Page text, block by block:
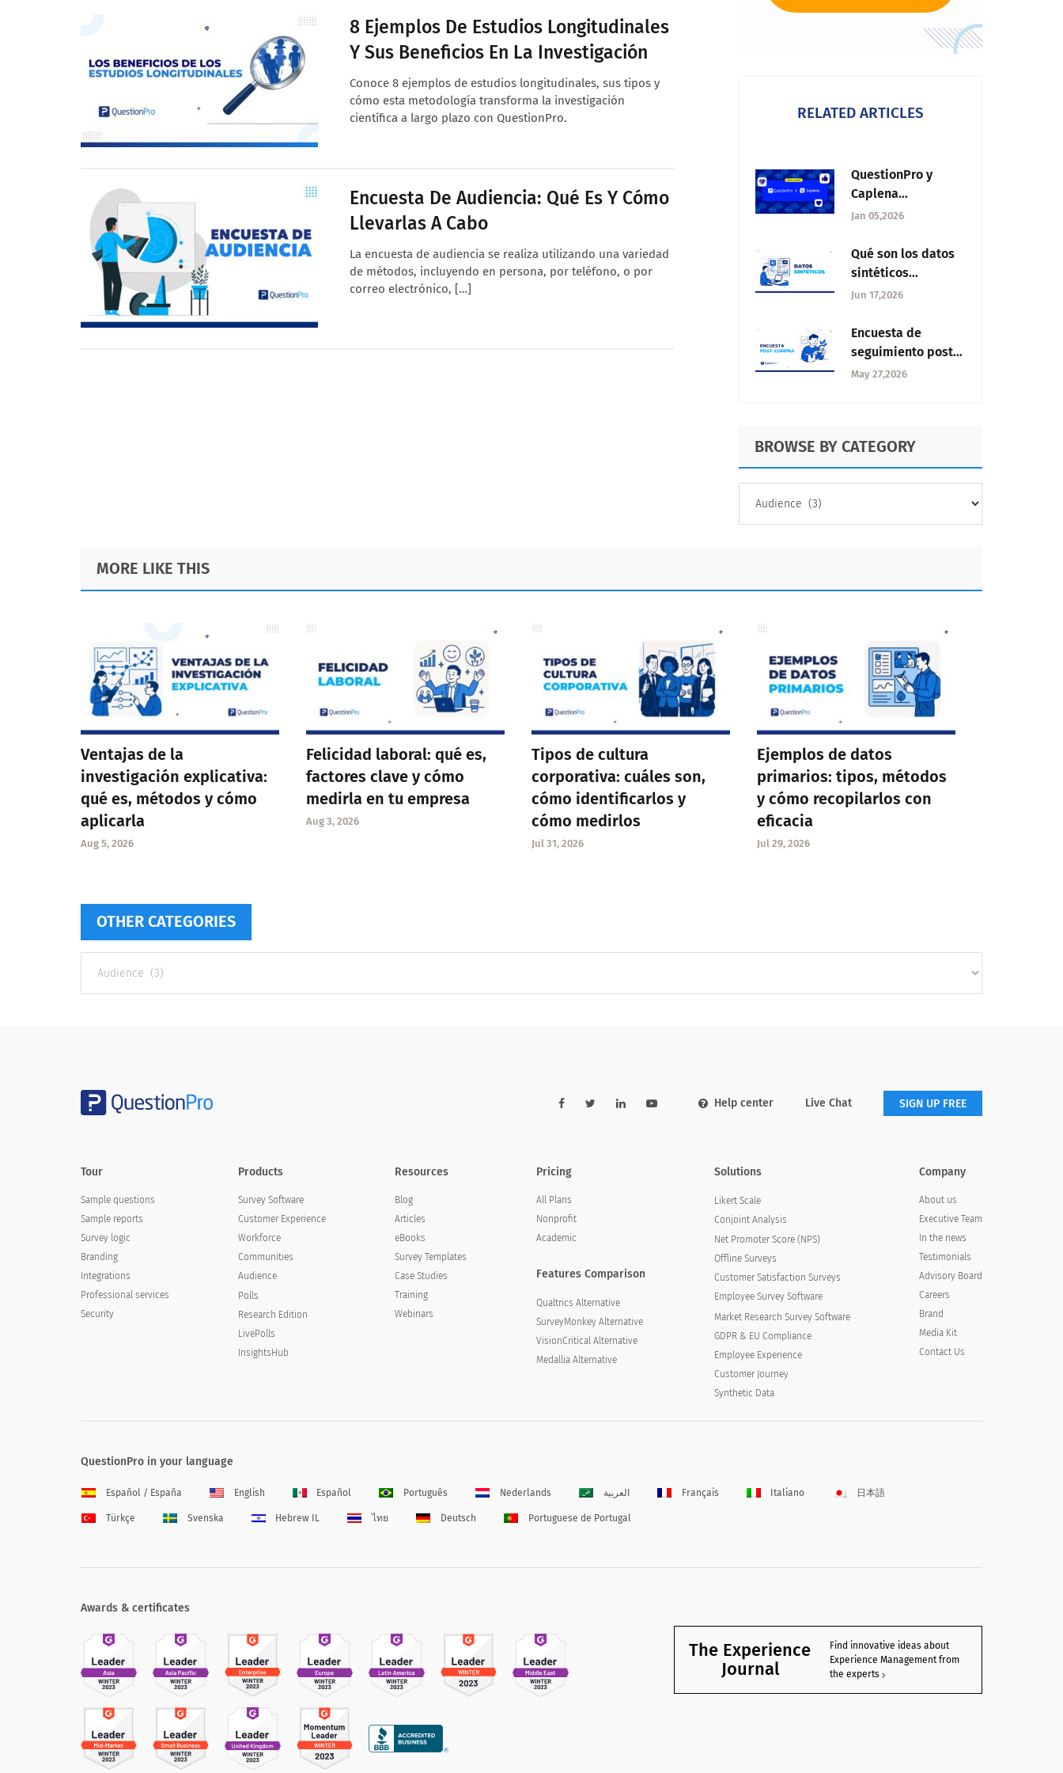
8 Ejemplos De Estudios Longitudinales
Y Sus Beneficios En La Investigación
Conoce 8 ejemplos de estudios longitudinales, sus tipos y
cómo esta metodología transforma la investigación
científica a largo plazo con QuestionPro.
Encuesta De Audiencia: Qué Es Y Cómo
Llevarlas A Cabo
La encuesta de audiencia se realiza utilizando una variedad
de métodos, incluyendo en persona, por teléfono, o por
correo electrónico, […]
RELATED ARTICLES
QuestionPro y
Caplena
transforman el
feedback en
España
Jan 05,2026
Qué son los datos
sintéticos
(synthetic data):
casos de uso
Jun 17,2026
Encuesta de
seguimiento post-
compra verificada:
convertir
promotores
May 27,2026
BROWSE BY CATEGORY
CATEGORY
MORE LIKE THIS
Ventajas de la
investigación explicativa:
qué es, métodos y cómo
aplicarla
Aug 5, 2026
Felicidad laboral: qué es,
factores clave y cómo
medirla en tu empresa
Aug 3, 2026
Tipos de cultura
corporativa: cuáles son,
cómo identificarlos y
cómo medirlos
Jul 31, 2026
Ejemplos de datos
primarios: tipos, métodos
y cómo recopilarlos con
eficacia
Jul 29, 2026
OTHER CATEGORIES
categories
Help center Live Chat SIGN UP FREE
Tour
Sample questions
Sample reports
Survey logic
Branding
Integrations
Professional services
Security
Products
Survey Software
Customer Experience
Workforce
Communities
Audience
Polls
Research Edition
LivePolls
InsightsHub
Resources
Blog
Articles
eBooks
Survey Templates
Case Studies
Training
Webinars
Pricing
All Plans
Nonprofit
Academic
Features Comparison
Qualtrics Alternative
SurveyMonkey Alternative
VisionCritical Alternative
Medallia Alternative
Solutions
Likert Scale
Conjoint Analysis
Net Promoter Score (NPS)
Offline Surveys
Customer Satisfaction Surveys
Employee Survey Software
Market Research Survey Software
GDPR & EU Compliance
Employee Experience
Customer Journey
Synthetic Data
Company
About us
Executive Team
In the news
Testimonials
Advisory Board
Careers
Brand
Media Kit
Contact Us
QuestionPro in your language
Español / España English Español Português Nederlands العربية Français Italiano 日本語
Türkçe Svenska Hebrew IL ไทย Deutsch Portuguese de Portugal
Awards & certificates
The Experience
Journal
Find innovative ideas about
Experience Management from
the experts